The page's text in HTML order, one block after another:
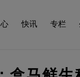
快讯 专栏